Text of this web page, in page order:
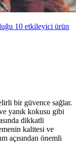
10 etkileyici ürün
bir güvence sağlar.
ve yanık kokusu gibi
dikkatli
kalitesi ve
açısından önemli